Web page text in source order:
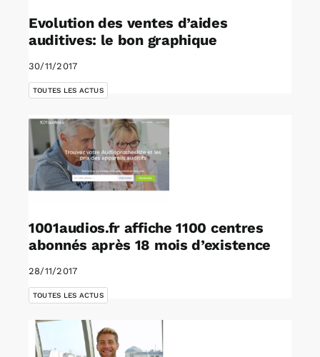
Evolution des ventes d’aides
auditives: le bon graphique
30/11/2017
TOUTES LES ACTUS
1001audios.fr affiche 1100 centres
abonnés après 18 mois d’existence
28/11/2017
TOUTES LES ACTUS